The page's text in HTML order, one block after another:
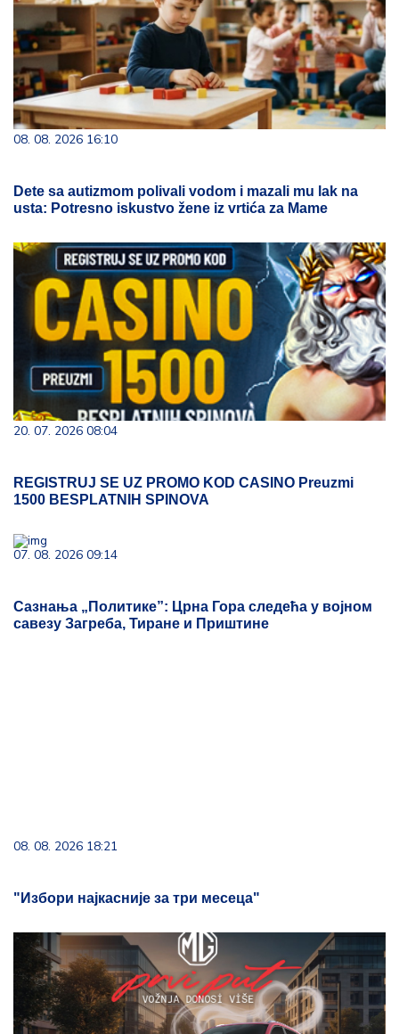
08. 08. 2026 16:10
Dete sa autizmom polivali vodom i mazali mu lak na
usta: Potresno iskustvo žene iz vrtića za Mame
20. 07. 2026 08:04
REGISTRUJ SE UZ PROMO KOD CASINO Preuzmi
1500 BESPLATNIH SPINOVA
07. 08. 2026 09:14
Сазнања „Политике”: Црна Гора следећа у војном
савезу Загреба, Тиране и Приштине
08. 08. 2026 18:21
"Избори најкасније за три месеца"